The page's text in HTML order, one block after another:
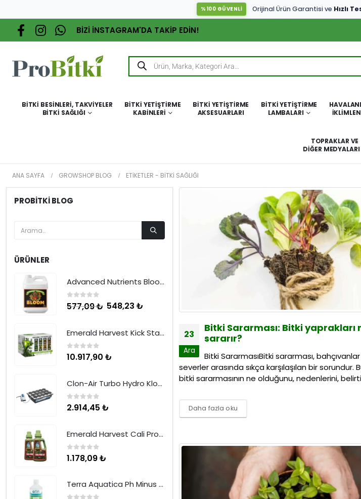
%100 GÜVENLİ Orijinal Ürün Garantisi ve Hızlı
BİZİ İNSTAGRAM'DA TAKİP EDİN!
BITKI BESINLERI, TAKVIYELER
BITKI SAĞLIĞI
BITKI YETIŞTIRME
KABINLERI
BITKI YETIŞTIRME
AKSESUARLARI
BITKI YETIŞTIRME
LAMBALARI
TOPRAKLAR VE
DIĞER MEDYALARI
ANA SAYFA GROWSHOP BLOG ETIKETLER - BITKI SAĞLIĞI
23
Ara
Bitki Sararması: Bitki yaprakları
sararır?
Bitki SararmasıBitki sararması,
severler arasında sıkça karşılaşılan bir sorundur.
bitki sararmasının ne olduğunu, nedenlerini,
Daha fazla oku
PROBITKI BLOG
ÜRÜNLER
Advanced Nutrients Bloom 500 ml
05 üzerinden
577,09₺ 548,23 ₺
Emerald Harvest Kick Starter Kit 2 Part
05 üzerinden
10.917,90 ₺
Clon-Air Turbo Hydro Klonlama Sistemi
0 5 üzerinden
2.914,45 ₺
Emerald Harvest Cali Pro Bloom A+B 0.95 Litre
0 5 üzerinden
1.178,09₺
Terra Aquatica Ph Minus 1 Litre